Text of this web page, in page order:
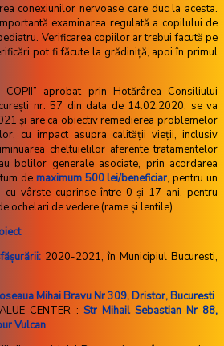
conexiunilor nervoase care duc la acesta.
examinarea regulată a copilului de
Verificarea copiilor ar trebui facută pe
pot fi făcute la grădiniță, apoi în primul
aprobat prin Hotărârea Consiliului
nr. 57 din data de 14.02.2020, se va
și are ca obiectiv remedierea problemelor
cu impact asupra calității vieții, inclusiv
cheltuielilor aferente tratamentelor
bolilor generale asociate, prin acordarea
de maximum 500 lei/beneficiar, pentru un
vârste cuprinse între 0 și 17 ani, pentru
ochelari de vedere (rame și lentile).
2020-2021, în Municipiul Bucuresti,
Mihai Bravu Nr 309, Dristor, Bucuresti
CENTER : Str Mihail Sebastian Nr 88,
Vulcan.